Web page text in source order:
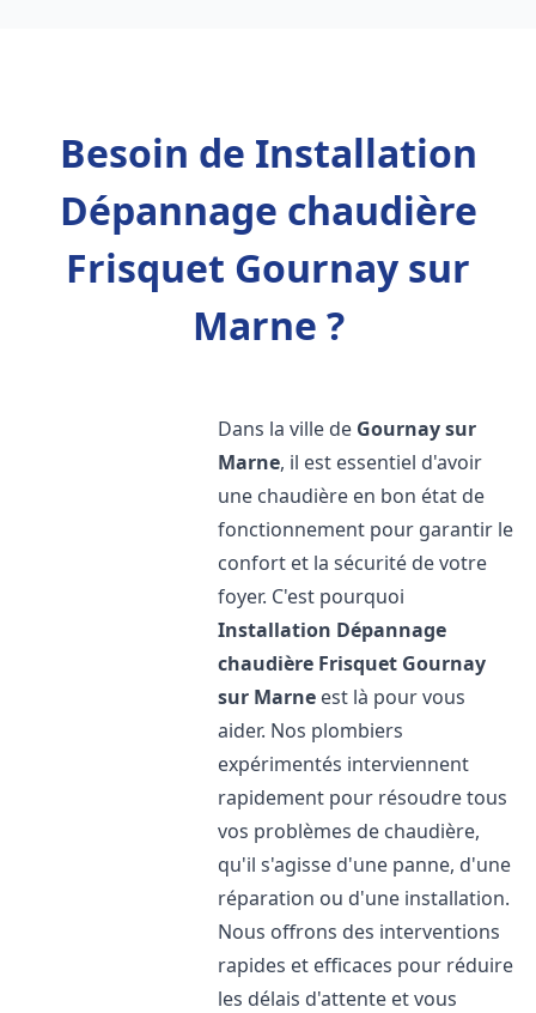
Besoin de Installation
Dépannage chaudière
Frisquet Gournay sur
Marne ?
Dans la ville de Gournay sur
Marne, il est essentiel d'avoir
une chaudière en bon état de
fonctionnement pour garantir le
confort et la sécurité de votre
foyer. C'est pourquoi
Installation Dépannage
chaudière Frisquet Gournay
sur Marne est là pour vous
aider. Nos plombiers
expérimentés interviennent
rapidement pour résoudre tous
vos problèmes de chaudière,
qu'il s'agisse d'une panne, d'une
réparation ou d'une installation.
Nous offrons des interventions
rapides et efficaces pour réduire
les délais d'attente et vous